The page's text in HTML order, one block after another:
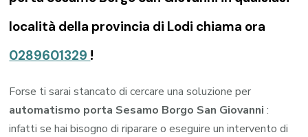
località della provincia di Lodi chiama ora
0289601329 !
Forse ti sarai stancato di cercare una soluzione per
automatismo porta Sesamo Borgo San Giovanni :
infatti se hai bisogno di riparare o eseguire un intervento di